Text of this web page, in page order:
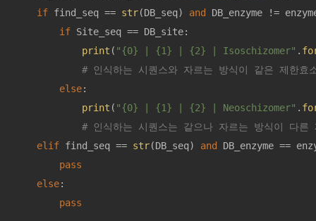
if find_seq == str(DB_seq) and
DB_enzyme !=
if Site_seq == DB_site:
print ( "{0} | {1} | {2} | Isoschizomer" .
# 인식하는 시퀀스와 자르는 방식이 같은 제한효
else:
print ( "{0} | {1} | {2} | Neoschizomer" .
# 인식하는 시퀀스는 같으나 자르는 방식이 다른
elif find_seq == str(DB_seq) and
DB_enzyme ==
pass
else:
pass